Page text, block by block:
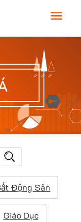
M
a
i
n
n
u
Động Sản
Giáo Dục